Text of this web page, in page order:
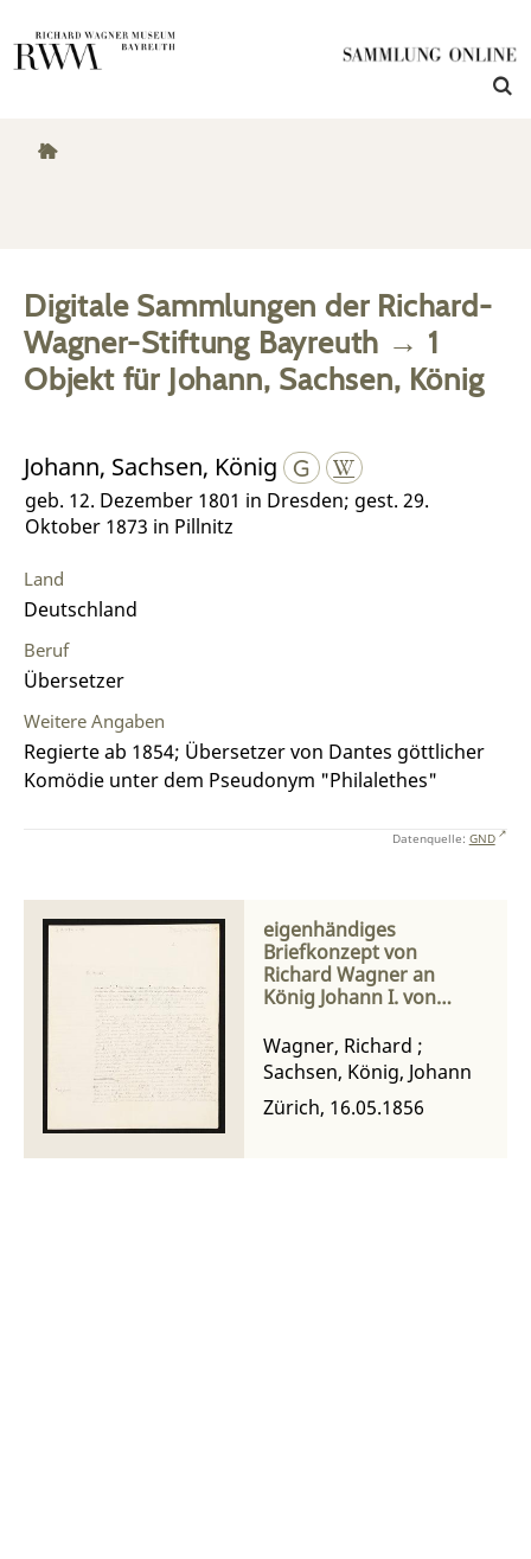
Digitale Sammlungen der Richard-
Wagner-Stiftung Bayreuth → 1
Objektfür Johann, Sachsen, König
Johann, Sachsen, König
geb. 12. Dezember 1801 in Dresden; gest. 29.
Oktober 1873 in Pillnitz
Land
Deutschland
Beruf
Übersetzer
Weitere Angaben
Regierte ab 1854; Übersetzer von Dantes göttlicher
Komödie unter dem Pseudonym "Philalethes"
Datenquelle: GND
eigenhändiges
Briefkonzept von
Richard Wagner an
König Johann I. von
Wagner, Richard ;
Sachsen, König, Johann
Zürich, 16.05.1856